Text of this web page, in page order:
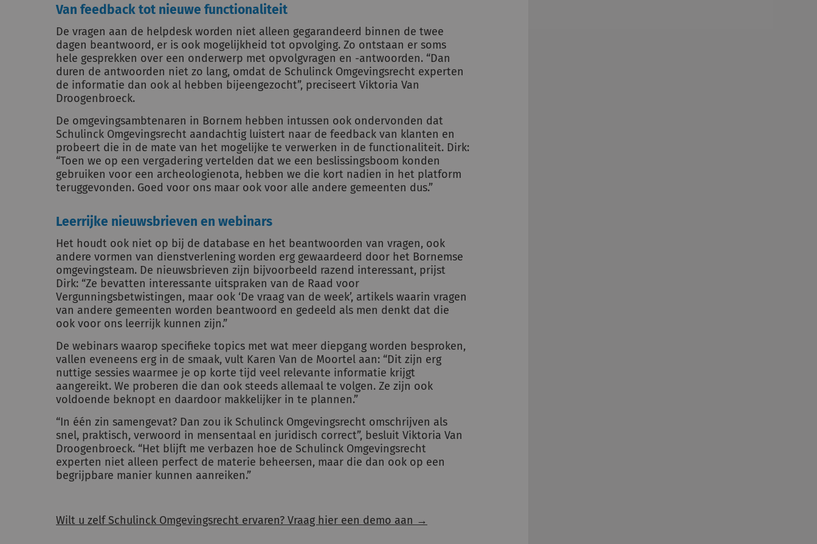
Van feedback tot nieuwe functionaliteit
De vragen aan de helpdesk worden niet alleen gegarandeerd binnen de twee
dagen beantwoord, er is ook mogelijkheid tot opvolging. Zo ontstaan er soms
hele gesprekken over een onderwerp met opvolgvragen en -antwoorden. “Dan
duren de antwoorden niet zo lang, omdat de Schulinck Omgevingsrecht experten
de informatie dan ook al hebben bijeengezocht”, preciseert Viktoria Van
Droogenbroeck.
De omgevingsambtenaren in Bornem hebben intussen ook ondervonden dat
Schulinck Omgevingsrecht aandachtig luistert naar de feedback van klanten en
probeert die in de mate van het mogelijke te verwerken in de functionaliteit. Dirk:
“Toen we op een vergadering vertelden dat we een beslissingsboom konden
gebruiken voor een archeologienota, hebben we die kort nadien in het platform
teruggevonden. Goed voor ons maar ook voor alle andere gemeenten dus.”
Leerrijke nieuwsbrieven en webinars
Het houdt ook niet op bij de database en het beantwoorden van vragen, ook
andere vormen van dienstverlening worden erg gewaardeerd door het Bornemse
omgevingsteam. De nieuwsbrieven zijn bijvoorbeeld razend interessant, prijst
Dirk: “Ze bevatten interessante uitspraken van de Raad voor
Vergunningsbetwistingen, maar ook ‘De vraag van de week’, artikels waarin vragen
van andere gemeenten worden beantwoord en gedeeld als men denkt dat die
ook voor ons leerrijk kunnen zijn.”
De webinars waarop specifieke topics met wat meer diepgang worden besproken,
vallen eveneens erg in de smaak, vult Karen Van de Moortel aan: “Dit zijn erg
nuttige sessies waarmee je op korte tijd veel relevante informatie krijgt
aangereikt. We proberen die dan ook steeds allemaal te volgen. Ze zijn ook
voldoende beknopt en daardoor makkelijker in te plannen.”
“In één zin samengevat? Dan zou ik Schulinck Omgevingsrecht omschrijven als
snel, praktisch, verwoord in mensentaal en juridisch correct”, besluit Viktoria Van
Droogenbroeck. “Het blijft me verbazen hoe de Schulinck Omgevingsrecht
experten niet alleen perfect de materie beheersen, maar die dan ook op een
begrijpbare manier kunnen aanreiken.”
Wilt u zelf Schulinck Omgevingsrecht ervaren? Vraag hier een demo aan →